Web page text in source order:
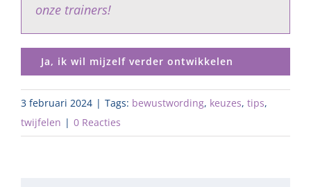
onze trainers!
Ja, ik wil mijzelf verder ontwikkelen
3 februari 2024 | Tags: bewustwording, keuzes, tips,
twijfelen | 0 Reacties